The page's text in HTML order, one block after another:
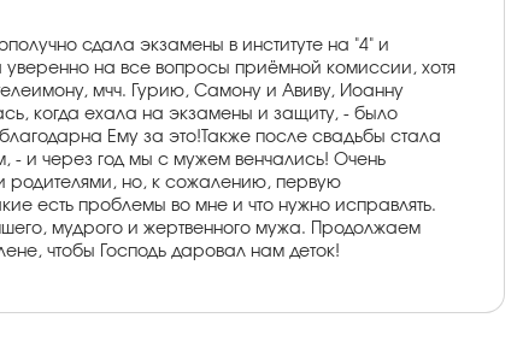
сдала экзамены в институте на "4" и
на все вопросы приёмной комиссии, хотя
мчч. Гурию, Самону и Авиву, Иоанну
когда ехала на экзамены и защиту, - было
Ему за это!Также после свадьбы стала
- и через год мы с мужем венчались! Очень
родителями, но, к сожалению, первую
есть проблемы во мне и что нужно исправлять.
мудрого и жертвенного мужа. Продолжаем
чтобы Господь даровал нам деток!